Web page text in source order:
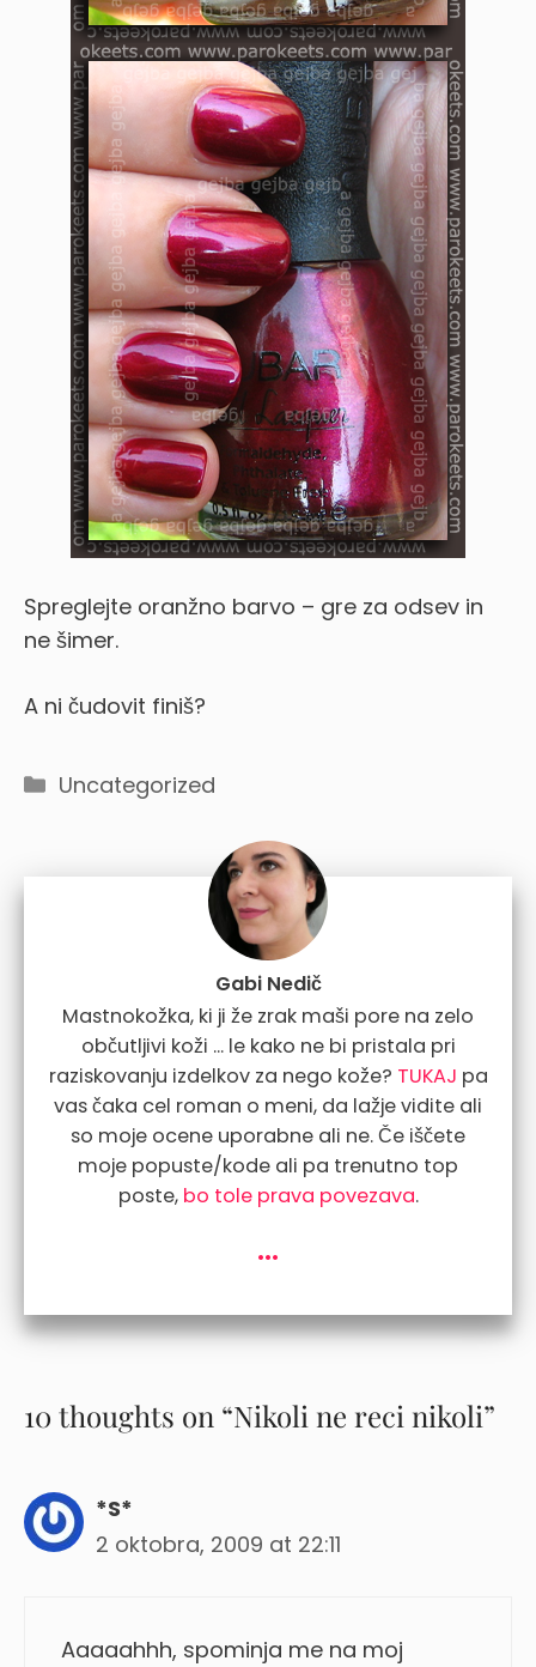
Spreglejte oranžno barvo – gre za odsev in
ne šimer.
A ni čudovit finiš?
Categories
Uncategorized
Gabi Nedič
Mastnokožka, ki ji že zrak maši pore na zelo
občutljivi koži ... le kako ne bi pristala pri
raziskovanju izdelkov za nego kože? TUKAJ pa
vas čaka cel roman o meni, da lažje vidite ali
so moje ocene uporabne ali ne. Če iščete
moje popuste/kode ali pa trenutno top
poste, bo tole prava povezava.
...
10 thoughts on “Nikoli ne reci nikoli”
*S*
2 oktobra, 2009 at 22:11
Aaaaahhh, spominja me na moj